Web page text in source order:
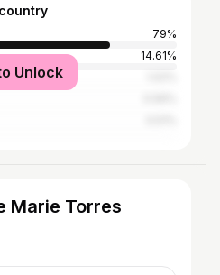
79%
14.61%
Unlock
Marie Torres